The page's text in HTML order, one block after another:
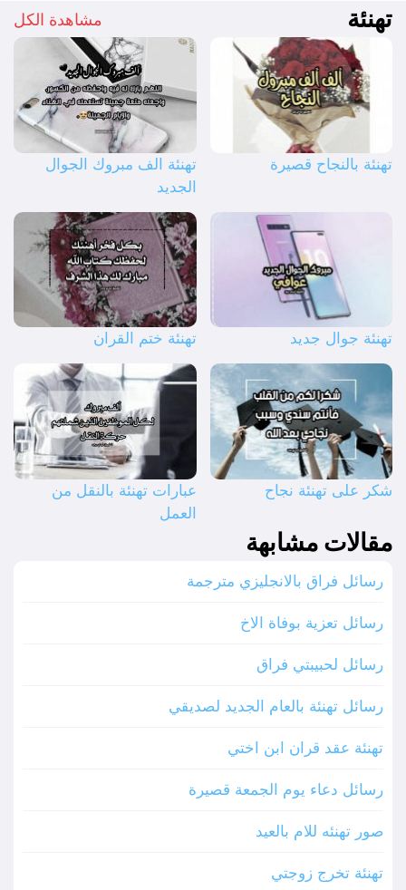
تهنئة مشاهدة الكل
تهنئة بالنجاح قصيرة
تهنئة الف مبروك الجوال
الجديد
تهنئة جوال جديد تهنئة ختم القران
شكر على تهنئة نجاح
عبارات تهنئة بالنقل من
العمل
مقالات مشابهة
رسائل فراق بالانجليزي مترجمة
رسائل تعزية بوفاة الاخ
رسائل لحبيبتي فراق
رسائل تهنئة بالعام الجديد لصديقي
تهنئة عقد قران ابن اختي
رسائل دعاء يوم الجمعة قصيرة
صور تهنئه للام بالعيد
تهنئة تخرج زوجتي